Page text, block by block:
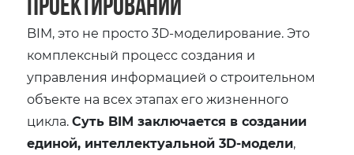
BIM, это не просто 3D-моделирование. Это
комплексный процесс создания и
управления информацией о строительном
объекте на всех этапах его жизненного
цикла.Суть BIM заключается в создании
единой, интеллектуальной 3D-модели,